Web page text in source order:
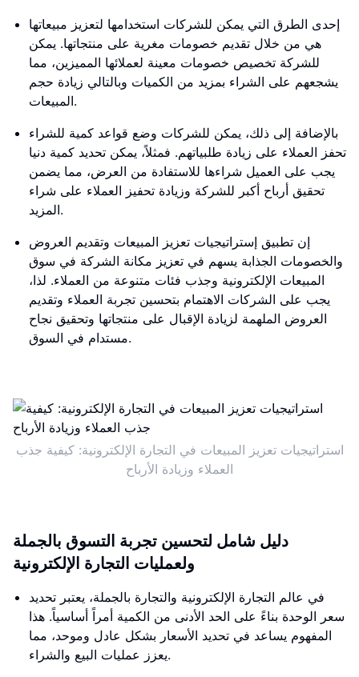
إحدى الطرق التي يمكن للشركات استخدامها لتعزيز مبيعاتها
هي من خلال تقديم خصومات مغرية على منتجاتها. يمكن
للشركة تخصيص خصومات معينة لعملائها المميزين، مما
يشجعهم على الشراء بمزيد من الكميات وبالتالي زيادة حجم
المبيعات.
بالإضافة إلى ذلك، يمكن للشركات وضع قواعد كمية للشراء
تحفز العملاء على زيادة طلبياتهم. فمثلاً، يمكن تحديد كمية دنيا
يجب على العميل شراءها للاستفادة من العرض، مما يضمن
تحقيق أرباح أكبر للشركة وزيادة تحفيز العملاء على شراء
المزيد.
إن تطبيق إستراتيجيات تعزيز المبيعات وتقديم العروض
والخصومات الجذابة يسهم في تعزيز مكانة الشركة في سوق
المبيعات الإلكترونية وجذب فئات متنوعة من العملاء. لذا،
يجب على الشركات الاهتمام بتحسين تجربة العملاء وتقديم
العروض الملهمة لزيادة الإقبال على منتجاتها وتحقيق نجاح
مستدام في السوق.
استراتيجيات تعزيز المبيعات في التجارة الإلكترونية: كيفية جذب
العملاء وزيادة الأرباح
دليل شامل لتحسين تجربة التسوق بالجملة
ولعمليات التجارة الإلكترونية
في عالم التجارة الإلكترونية والتجارة بالجملة، يعتبر تحديد
سعر الوحدة بناءً على الحد الأدنى من الكمية أمراً أساسياً. هذا
المفهوم يساعد في تحديد الأسعار بشكل عادل وموحد، مما
يعزز عمليات البيع والشراء.